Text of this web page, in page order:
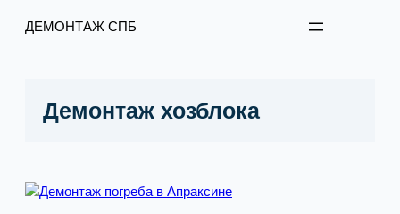
ДЕМОНТАЖ СПБ
Демонтаж хозблока